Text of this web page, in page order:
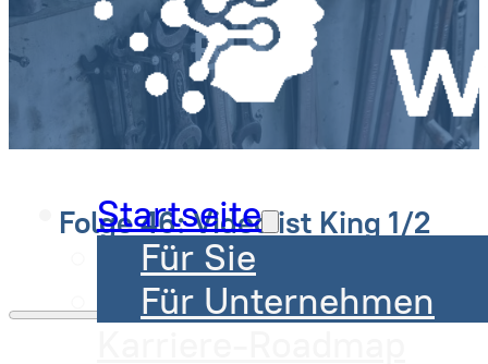
Startseite
Für Sie
Für Unternehmen
Blog
Folge 46: Video ist King 1/2
Peter Mörs | 4. September 2019